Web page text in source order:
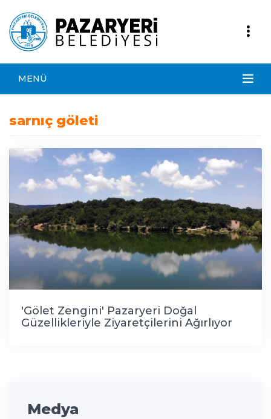
MENÜ
sarnıç göleti
'Gölet Zengini' Pazaryeri Doğal
Güzellikleriyle Ziyaretçilerini Ağırlıyor
Medya